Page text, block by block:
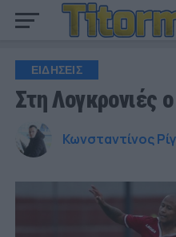
ΕΙΔΗΣΕΙΣ
Στη Λογκρονιές
Κωνσταντίνος